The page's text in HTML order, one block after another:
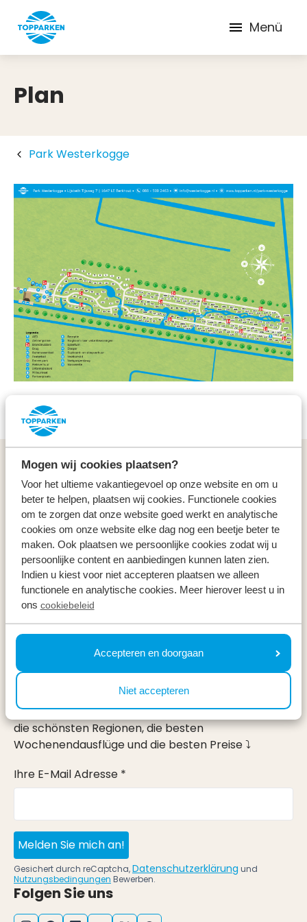
Mogen wij cookies plaatsen?
Voor het ultieme vakantiegevoel op onze website en om u
beter te helpen, plaatsen wij cookies. Functionele cookies
om te zorgen dat onze website goed werkt en analytische
cookies om onze website elke dag nog een beetje beter te
maken. Ook plaatsen we persoonlijke cookies zodat wij u
persoonlijke content en aanbiedingen kunnen laten zien.
Indien u kiest voor niet accepteren plaatsen we alleen
functionele en analytische cookies. Meer hierover leest u in
ons cookiebeleid
Accepteren en doorgaan
Niet accepteren
Menü
Plan
Park Westerkogge
Lageplan herunterladen
Allgemeines
Service & Kontakt
Arten
Specials
Urlaub
Newsletter
Erhalte, genau wie 100.000 andere, Inspirationen für
die schönsten Regionen, die besten
Wochenendausflüge und die besten Preise ⤵
Ihre E-Mail Adresse *
Melden Sie mich an!
Gesichert durch reCaptcha,Datenschutzerklärung und
Nutzungsbedingungen Bewerben.
Folgen Sie uns